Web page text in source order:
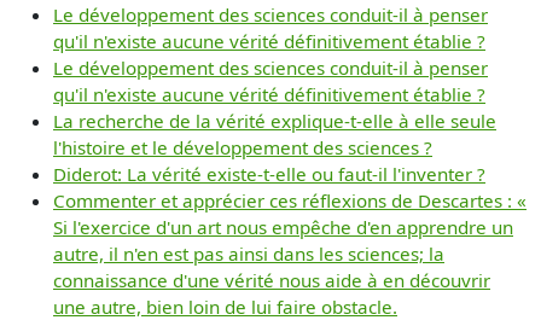
Le développement des sciences conduit-il à penser
qu'il n'existe aucune vérité définitivement établie ?
Le développement des sciences conduit-il à penser
qu'il n'existe aucune vérité définitivement établie ?
La recherche de la vérité explique-t-elle à elle seule
l'histoire et le développement des sciences ?
Diderot: La vérité existe-t-elle ou faut-il l'inventer ?
Commenter et apprécier ces réflexions de Descartes : «
Si l'exercice d'un art nous empêche d'en apprendre un
autre, il n'en est pas ainsi dans les sciences; la
connaissance d'une vérité nous aide à en découvrir
une autre, bien loin de lui faire obstacle.